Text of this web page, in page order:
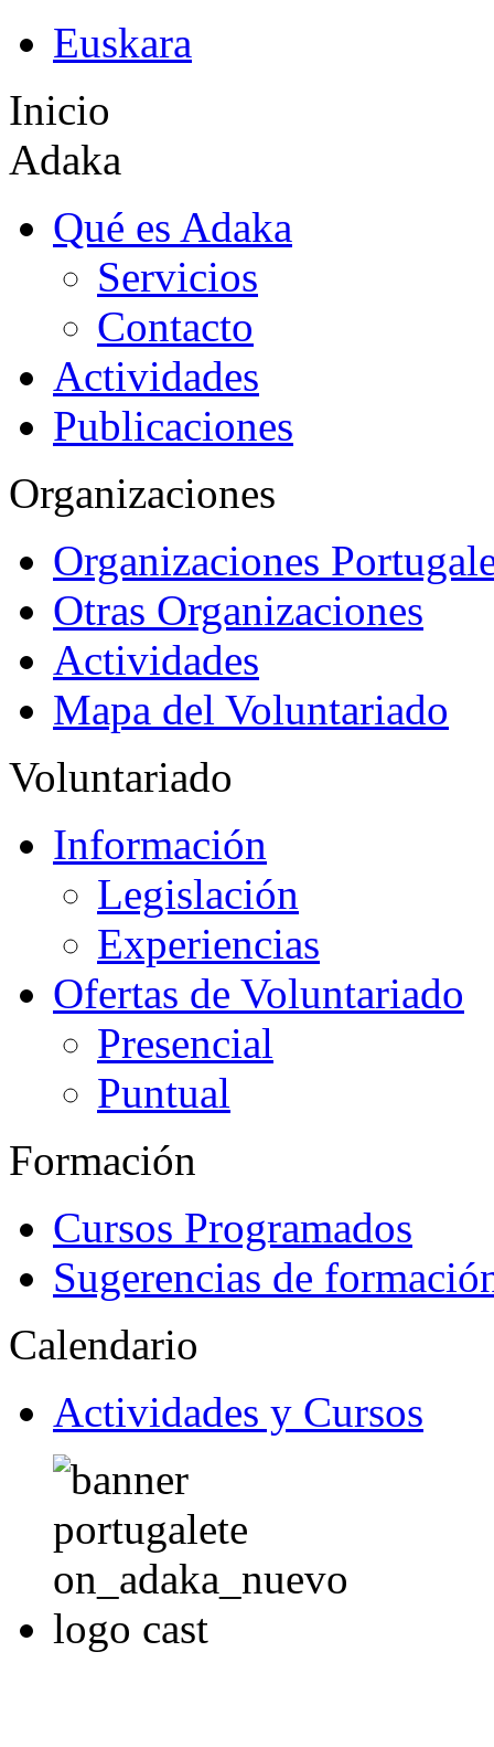
Euskara
Inicio
Adaka
Qué es Adaka
Servicios
Contacto
Actividades
Publicaciones
Organizaciones
Organizaciones
Otras Organizaciones
Actividades
Mapa del Voluntariado
Voluntariado
Información
Legislación
Experiencias
Ofertas de Voluntariado
Presencial
Puntual
Formación
Cursos Programados
Sugerencias de
Calendario
Actividades y Cursos